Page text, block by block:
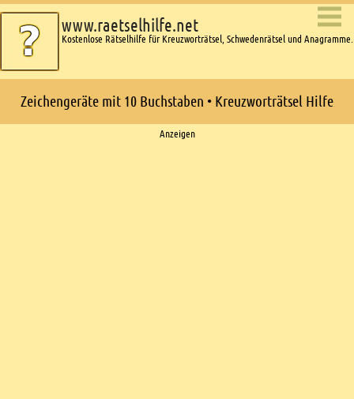
www.raetselhilfe.net
Kostenlose Rätselhilfe für Kreuzworträtsel, Schwedenrätsel und Anagramme.
Zeichengeräte mit 10 Buchstaben • Kreuzworträtsel Hilfe
Anzeigen